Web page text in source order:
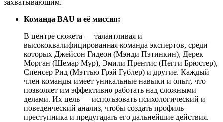
захватывающим.
Команда BAU и её миссия:
В центре сюжета — талантливая и
высококвалифицированная команда экспертов, среди
которых Джейсон Гидеон (Мэнди Пэтинкин), Дерек
Морган (Шемар Мур), Эмили Прентис (Пегги Брюстер),
Спенсер Рид (Мэттью Грэй Гублер) и другие. Каждый
член команды имеет уникальные навыки и опыт, что
позволяет им эффективно работать над сложными
делами. Их цель — использовать психологический и
поведенческий анализ, чтобы создать профиль
преступника и предугадать его дальнейшие действия.